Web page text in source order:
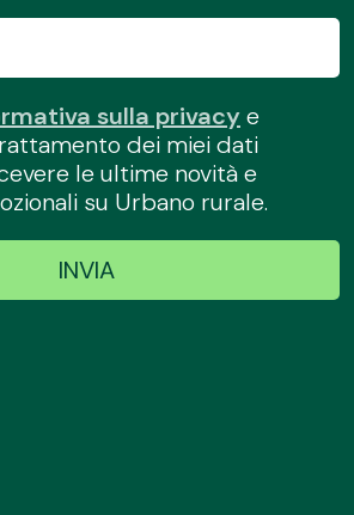
sulla privacye
dei miei dati
le ultime novità e
su Urbano rurale.